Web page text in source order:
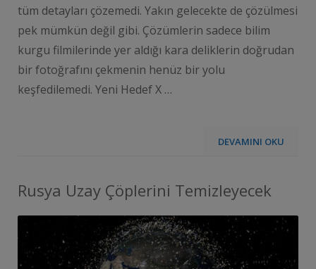
tüm detayları çözemedi. Yakın gelecekte de çözülmesi
pek mümkün değil gibi. Çözümlerin sadece bilim
kurgu filmilerinde yer aldığı kara deliklerin doğrudan
bir fotoğrafını çekmenin henüz bir yolu
keşfedilemedi. Yeni Hedef X …
DEVAMINI OKU
Rusya Uzay Çöplerini Temizleyecek